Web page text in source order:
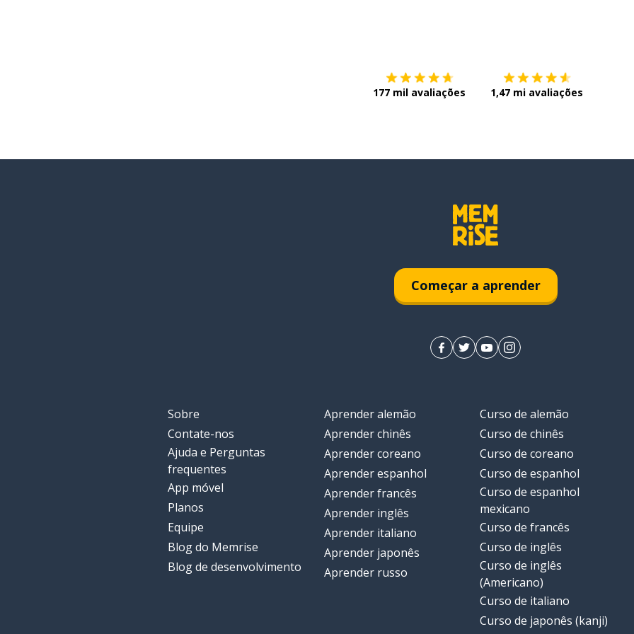
177 mil avaliações 1,47 mi avaliações
Começar a aprender
Sobre
Contate-nos
Ajuda e Perguntas
frequentes
App móvel
Planos
Equipe
Blog do Memrise
Blog de desenvolvimento
Aprender alemão
Aprender chinês
Aprender coreano
Aprender espanhol
Aprender francês
Aprender inglês
Aprender italiano
Aprender japonês
Aprender russo
Curso de alemão
Curso de chinês
Curso de coreano
Curso de espanhol
Curso de espanhol
mexicano
Curso de francês
Curso de inglês
Curso de inglês
(Americano)
Curso de italiano
Curso de japonês (kanji)